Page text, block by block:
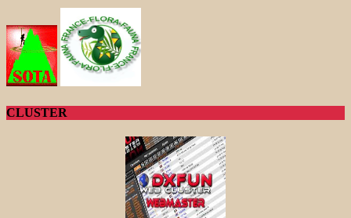
CLUSTER